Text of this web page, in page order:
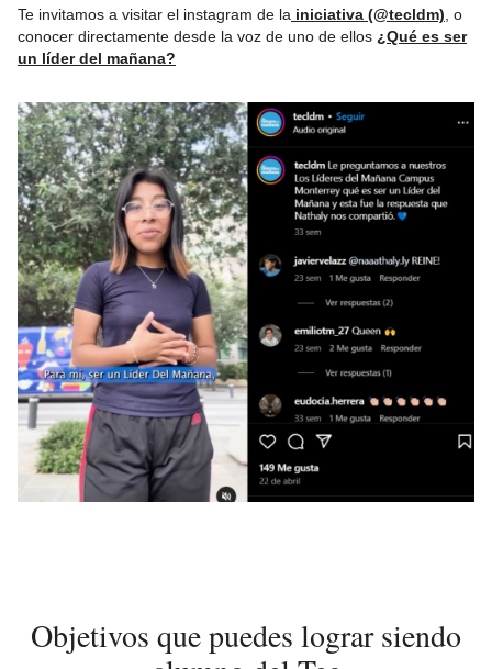
Te invitamos a visitar el instagram de la iniciativa (@tecldm) , o
conocer directamente desde la voz de uno de ellos ¿Qué es ser
un líder del mañana?
Objetivos que puedes lograr siendo